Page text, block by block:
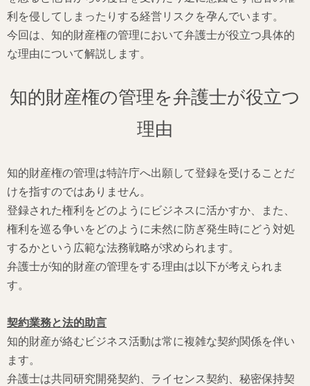
利を侵してしまったりする経営リスクを孕んでいます。
今回は、知的財産権の管理において弁護士が役立つ具体的
な理由について解説します。
知的財産権の管理を弁護士が役立つ
理由
知的財産権の管理は特許庁へ出願して登録を受けることだ
けを指すのではありません。
登録された権利をどのようにビジネスに活かすか、また、
権利を巡る争いをどのように未然に防ぎ発生時にどう対処
するかという広範な法務戦略が求められます。
弁護士が知的財産の管理をする理由は以下が考えられま
す。
契約業務と法的助言
知的財産が絡むビジネス活動は常に複雑な契約関係を伴い
ます。
弁護士は共同研究開発契約、ライセンス契約、秘密保持契